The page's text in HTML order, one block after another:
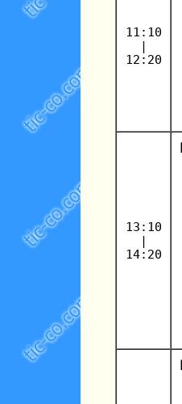
11:10
|
12:20
13:10
|
14:20